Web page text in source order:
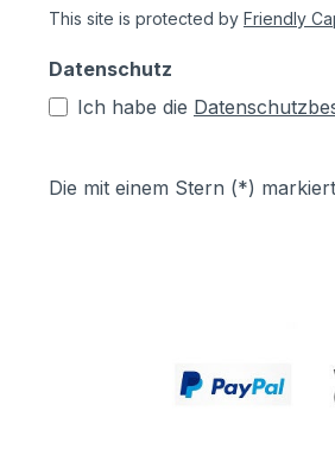
This site is protected by Friendly
Datenschutz
Ich habe die
Die mit einem Stern (*)